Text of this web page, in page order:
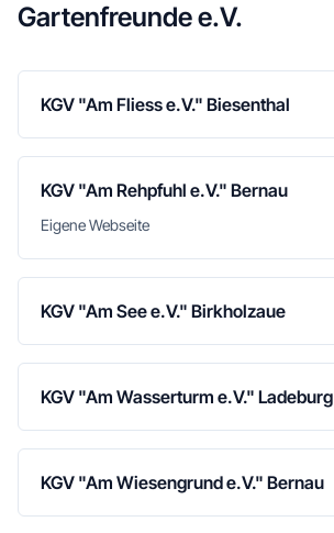
Gartenfreunde e.V.
KGV "Am Fliess e.V." Biesenthal
KGV "Am Rehpfuhl e.V." Bernau
Eigene Webseite
KGV "Am See e.V." Birkholzaue
KGV "Am Wasserturm e.V." Ladeburg
KGV "Am Wiesengrund e.V." Bernau